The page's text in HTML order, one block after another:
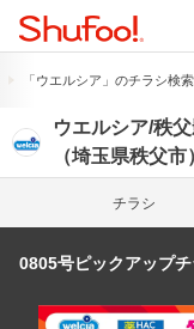
「ウエルシア」のチラシ検
ウエルシア/秩
（埼玉県秩父市
チラシ
0805号ピックアップ